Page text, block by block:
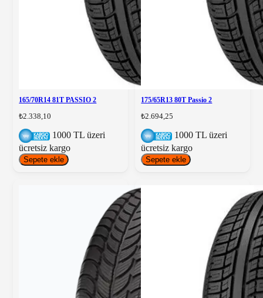
165/70R14 81T PASSIO 2
₺2.338,10
1000 TL üzeri
ücretsiz kargo
Sepete ekle
175/65R13 80T Passio 2
₺2.694,25
1000 TL üzeri
ücretsiz kargo
Sepete ekle